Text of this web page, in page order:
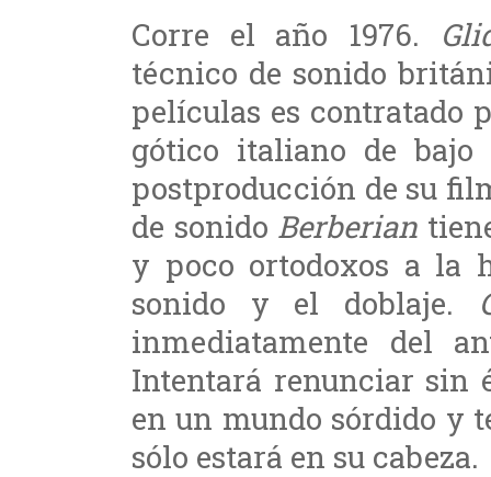
Corre el año 1976.
técnico de sonido
películas es contratado
gótico italiano de bajo
postproducción de su
de sonido Berberian
y poco ortodoxos a la
sonido y el doblaje.
inmediatamente del
Intentará renunciar sin
en un mundo sórdido y
sólo estará en su cabeza.